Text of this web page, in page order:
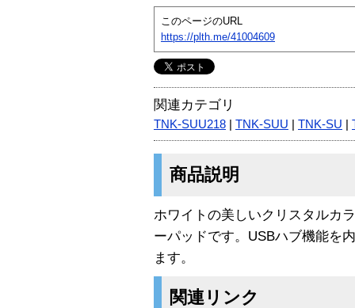
このページのURL
https://plth.me/41004609
関連カテゴリ
TNK-SUU218 TNK-SUU TNK-SU
商品説明
ホワイトの美しいクリスタルカ
ーパッドです。USBハブ機能を
ます。
関連リンク